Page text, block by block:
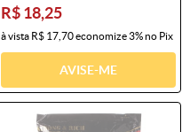
R$ 18,25
à vista R$ 17,70economize3%no Pix
AVISE-ME